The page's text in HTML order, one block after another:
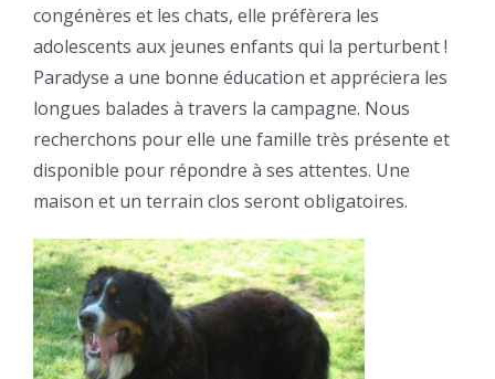
congénères et les chats, elle préfèrera les
adolescents aux jeunes enfants qui la perturbent !
Paradyse a une bonne éducation et appréciera les
longues balades à travers la campagne. Nous
recherchons pour elle une famille très présente et
disponible pour répondre à ses attentes. Une
maison et un terrain clos seront obligatoires.